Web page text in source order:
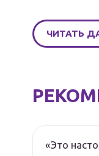
ЧИТАТЬ
«Это